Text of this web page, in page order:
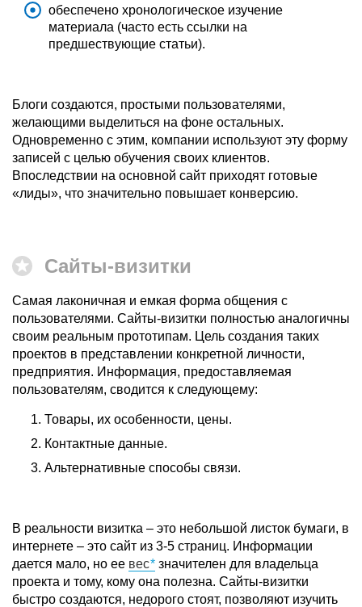
обеспечено хронологическое изучение
материала (часто есть ссылки на
предшествующие статьи).
Блоги создаются, простыми пользователями,
желающими выделиться на фоне остальных.
Одновременно с этим, компании используют эту форму
записей с целью обучения своих клиентов.
Впоследствии на основной сайт приходят готовые
«лиды», что значительно повышает конверсию.
Сайты-визитки
Самая лаконичная и емкая форма общения с
пользователями. Сайты-визитки полностью аналогичны
своим реальным прототипам. Цель создания таких
проектов в представлении конкретной личности,
предприятия. Информация, предоставляемая
пользователям, сводится к следующему:
Товары, их особенности, цены.
Контактные данные.
Альтернативные способы связи.
В реальности визитка – это небольшой листок бумаги, в
интернете – это сайт из 3-5 страниц. Информации
дается мало, но ее вес значителен для владельца
проекта и тому, кому она полезна. Сайты-визитки
быстро создаются, недорого стоят, позволяют изучить